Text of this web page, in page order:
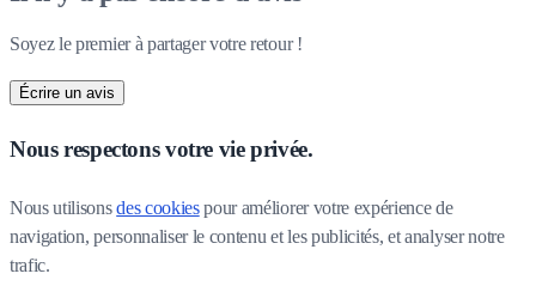
Soyez le premier à partager votre retour !
Écrire un avis
Nous respectons votre vie privée.
Nous utilisons des cookies pour améliorer votre expérience de
navigation, personnaliser le contenu et les publicités, et analyser notre
trafic.